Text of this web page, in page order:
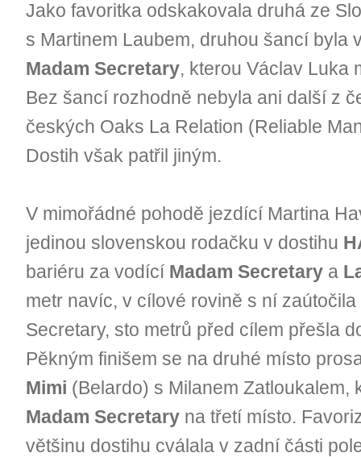
Jako favoritka odskakovala druhá ze
s Martinem Laubem, druhou šancí byla
Madam Secretary, kterou Václav Luka
Bez šancí rozhodně nebyla ani další z
českých Oaks La Relation (Reliable
Dostih však patřil jiným.
V mimořádné pohodě jezdící Martina
jedinou slovenskou rodačku v dostihu
bariéru za vodící Madam Secretary a
metr navíc, v cílové rovině s ní
Secretary, sto metrů před cílem přešla
Pěkným finišem se na druhé místo
Mimi (Belardo) s Milanem Zatloukalem,
Madam Secretary na třetí místo.
většinu dostihu cválala v zadní části